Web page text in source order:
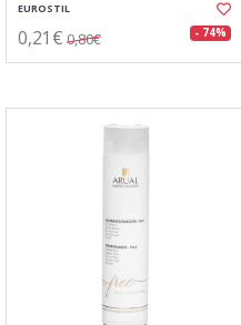
EUROSTIL
0,21€ 0,80€ - 74%